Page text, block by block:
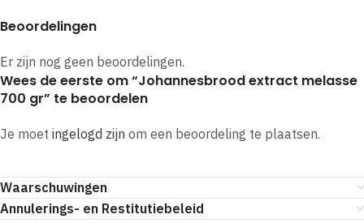
Beoordelingen
Er zijn nog geen beoordelingen.
Wees de eerste om “Johannesbrood extract melasse
700 gr” te beoordelen
Je moet ingelogd zijn om een beoordeling te plaatsen.
Waarschuwingen
Annulerings- en Restitutiebeleid